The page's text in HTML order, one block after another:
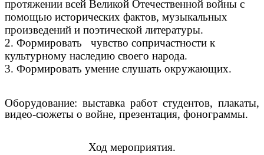
протяжении всей Великой Отечественной войны с
помощью исторических фактов, музыкальных
произведений и поэтической литературы.
2. Формировать чувство сопричастности к
культурному наследию своего народа.
3. Формировать умение слушать окружающих.
Оборудование: выставка работ студентов, плакаты,
видео-сюжеты о войне, презентация, фонограммы.
Ход мероприятия.